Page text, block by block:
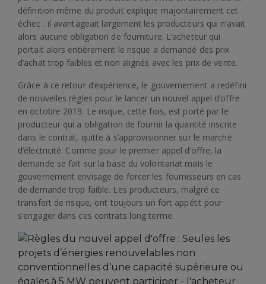
définition même du produit explique majoritairement cet
échec : il avantageait largement les producteurs qui n’avait
alors aucune obligation de fourniture. L’acheteur qui
portait alors entièrement le risque a demandé des prix
d’achat trop faibles et non alignés avec les prix de vente.
Grâce à ce retour d’expérience, le gouvernement a redéfini
de nouvelles règles pour le lancer un nouvel appel d’offre
en octobre 2019. Le risque, cette fois, est porté par le
producteur qui a obligation de fournir la quantité inscrite
dans le contrat, quitte à s’approvisionner sur le marché
d’électricité. Comme pour le premier appel d’offre, la
demande se fait sur la base du volontariat mais le
gouvernement envisage de forcer les fournisseurs en cas
de demande trop faible. Les producteurs, malgré ce
transfert de risque, ont toujours un fort appétit pour
s’engager dans ces contrats long terme.